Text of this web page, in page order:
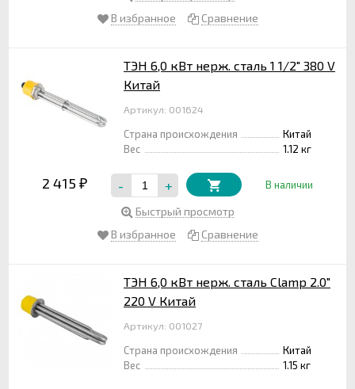
В избранное
Сравнение
ТЭН 6,0 кВт нерж. сталь 1 1/2" 380 V
Китай
Артикул: 001624
Страна происхождения
Китай
Вес
1.12 кг
2 415 ₽ - + В наличии
Быстрый просмотр
В избранное
Сравнение
ТЭН 6,0 кВт нерж. сталь Clamp 2.0"
220 V Китай
Артикул: 001027
Страна происхождения
Китай
Вес
1.15 кг